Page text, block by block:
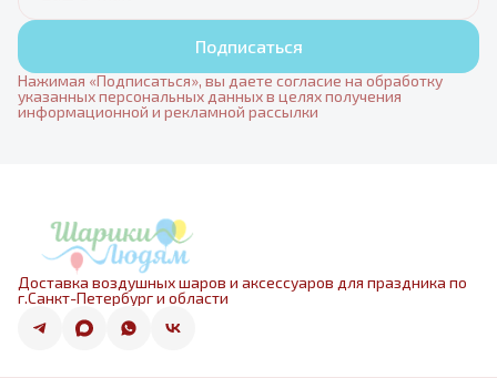
Подписаться
Нажимая «Подписаться», вы даете согласие на обработку
указанных персональных данных в целях получения
информационной и рекламной рассылки
Доставка воздушных шаров и аксессуаров для праздника по
г.Санкт-Петербург и области